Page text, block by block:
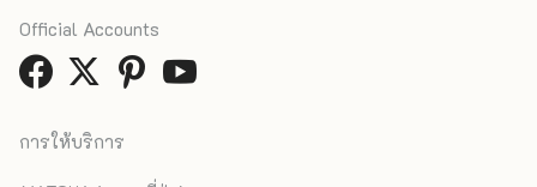
การให้บริการ
Official Accounts